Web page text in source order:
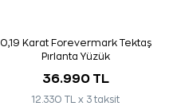
0,19 Karat Forevermark Tektaş
Pırlanta Yüzük
36.990 TL
12.330 TL x 3 taksit